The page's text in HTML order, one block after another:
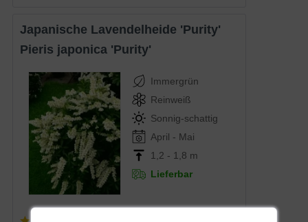
Japanische Lavendelheide 'Purity'
Pieris japonica 'Purity'
Immergrün
Reinweiß
Sonnig-schattig
April - Mai
1,2 - 1,8 m
Lieferbar